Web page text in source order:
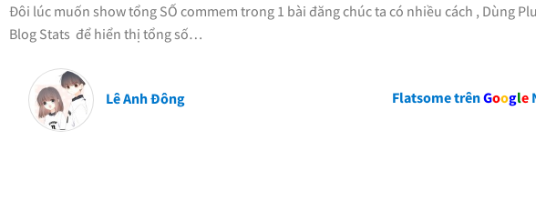
Đôi lúc muốn show tổng SỐ commem trong 1 bài đăng chúc ta có nhiều cách , Dùng
Blog Stats để hiển thị tổng số…
Lê Anh Đông Flatsome trênGoogle